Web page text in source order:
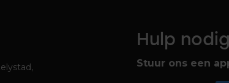
Hulp
Stuur ons een